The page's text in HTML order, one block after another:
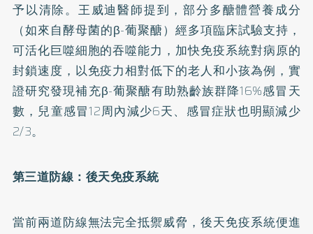
予以清除。王威迪醫師提到，部分多醣體營養成分
（如來自酵母菌的β-葡聚醣）經多項臨床試驗支持，
可活化巨噬細胞的吞噬能力，加快免疫系統對病原的
封鎖速度，以免疫力相對低下的老人和小孩為例，實
證研究發現補充β-葡聚醣有助熟齡族群降16%感冒天
數，兒童感冒12周內減少6天、感冒症狀也明顯減少
2/3。
第三道防線：後天免疫系統
當前兩道防線無法完全抵禦威脅，後天免疫系統便進